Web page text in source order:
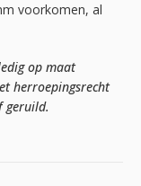
voorkomen, al
op maat
herroepingsrecht
geruild.